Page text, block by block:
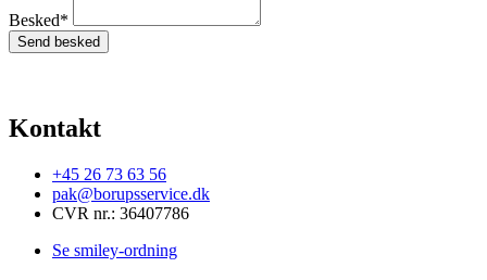
Besked*
Send besked
Kontakt
+45 26 73 63 56
pak@borupsservice.dk
CVR nr.: 36407786
Se smiley-ordning